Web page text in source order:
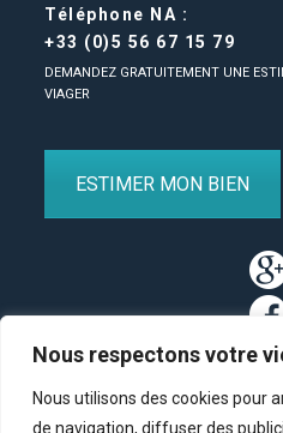
Nous respectons votre
Nous utilisons des cookies pour
de navigation, diffuser des
Téléphone NA :
+33 (0)5 56 67 15 79
DEMANDEZ GRATUITEMENT UNE
VIAGER
ESTIMER MON BIEN